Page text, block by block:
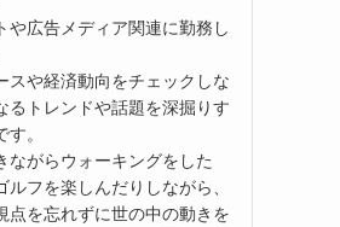
や広告メディア関連に勤務し
スや経済動向をチェックしな
るトレンドや話題を深掘りす
。
ながらウォーキングをした
ルフを楽しんだりしながら、
点を忘れずに世の中の動きを